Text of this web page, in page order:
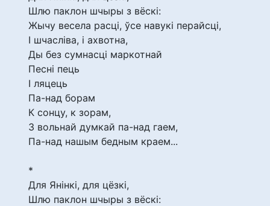
Шлю паклон шчыры з вёскі:
Жычу весела расці, ўсе навукі перайсці,
І шчасліва, і ахвотна,
Ды без сумнасці маркотнай
Песні пець
І ляцець
Па-над борам
К сонцу, к зорам,
З вольнай думкай па-над гаем,
Па-над нашым бедным краем...
*
Для Янінкі, для цёзкі,
Шлю паклон шчыры з вёскі: